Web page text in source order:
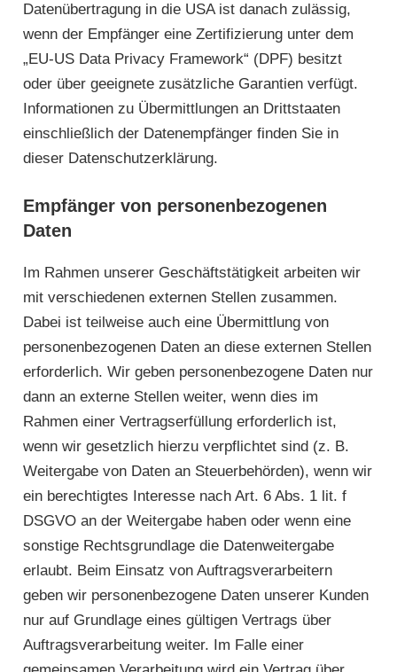
Datenübertragung in die USA ist danach zulässig,
wenn der Empfänger eine Zertifizierung unter dem
„EU-US Data Privacy Framework“ (DPF) besitzt
oder über geeignete zusätzliche Garantien verfügt.
Informationen zu Übermittlungen an Drittstaaten
einschließlich der Datenempfänger finden Sie in
dieser Datenschutzerklärung.
Empfänger von personenbezogenen
Daten
Im Rahmen unserer Geschäftstätigkeit arbeiten wir
mit verschiedenen externen Stellen zusammen.
Dabei ist teilweise auch eine Übermittlung von
personenbezogenen Daten an diese externen Stellen
erforderlich. Wir geben personenbezogene Daten nur
dann an externe Stellen weiter, wenn dies im
Rahmen einer Vertragserfüllung erforderlich ist,
wenn wir gesetzlich hierzu verpflichtet sind (z. B.
Weitergabe von Daten an Steuerbehörden), wenn wir
ein berechtigtes Interesse nach Art. 6 Abs. 1 lit. f
DSGVO an der Weitergabe haben oder wenn eine
sonstige Rechtsgrundlage die Datenweitergabe
erlaubt. Beim Einsatz von Auftragsverarbeitern
geben wir personenbezogene Daten unserer Kunden
nur auf Grundlage eines gültigen Vertrags über
Auftragsverarbeitung weiter. Im Falle einer